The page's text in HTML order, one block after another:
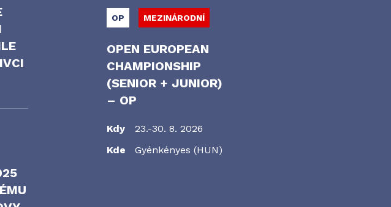
OP MEZINÁRODNÍ
OPEN EUROPEAN
CHAMPIONSHIP
(SENIOR + JUNIOR)
– OP
Kdy
23.-30. 8. 2026
Kde
Gyénkényes (HUN)